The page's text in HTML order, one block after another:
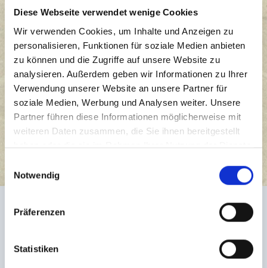
Diese Webseite verwendet wenige Cookies
Wir verwenden Cookies, um Inhalte und Anzeigen zu
personalisieren, Funktionen für soziale Medien anbieten
zu können und die Zugriffe auf unsere Website zu
analysieren. Außerdem geben wir Informationen zu Ihrer
Verwendung unserer Website an unsere Partner für
soziale Medien, Werbung und Analysen weiter. Unsere
Partner führen diese Informationen möglicherweise mit
weiteren Daten zusammen, die Sie ihnen bereitgestellt
haben oder die sie im Rahmen Ihrer Nutzung der Dienste
Notwendig
Präferenzen
Statistiken
Beitragsnavigation
ZURÜCK
Spendenaufruf
Nothilfe vorerst
WEITER
Nothilfe Rückblick